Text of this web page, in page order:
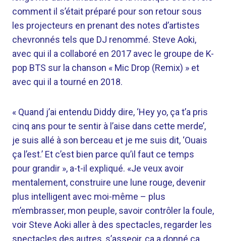
comment il s’était préparé pour son retour sous
les projecteurs en prenant des notes d’artistes
chevronnés tels que DJ renommé. Steve Aoki,
avec qui il a collaboré en 2017 avec le groupe de K-
pop BTS sur la chanson « Mic Drop (Remix) » et
avec qui il a tourné en 2018.
« Quand j’ai entendu Diddy dire, ‘Hey yo, ça t’a pris
cinq ans pour te sentir à l’aise dans cette merde’,
je suis allé à son berceau et je me suis dit, ‘Ouais
ça l’est.’ Et c’est bien parce qu’il faut ce temps
pour grandir », a-t-il expliqué. «Je veux avoir
mentalement, construire une lune rouge, devenir
plus intelligent avec moi-même – plus
m’embrasser, mon peuple, savoir contrôler la foule,
voir Steve Aoki aller à des spectacles, regarder les
spectacles des autres, s’asseoir, ça a donné ça